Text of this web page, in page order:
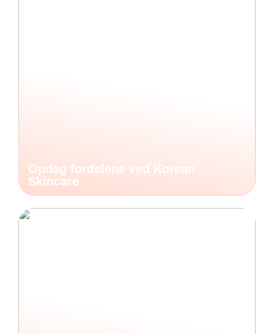
Opdag fordelene ved Korean
Skincare